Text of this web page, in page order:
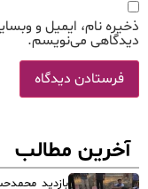
ذخیره نام، ایمیل و
دیدگاهی می‌نویسم.
آخرین مطالب
بازدید